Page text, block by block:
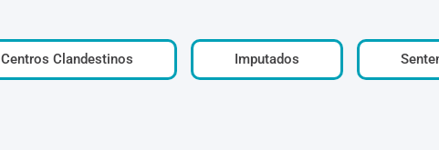
Centros Clandestinos Imputados